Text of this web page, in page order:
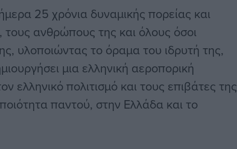
25 χρόνια δυναμικής πορείας και
τους ανθρώπους της και όλους όσοι
υλοποιώντας το όραμα του ιδρυτή της,
μια ελληνική αεροπορική
ελληνικό πολιτισμό και τους επιβάτες της
παντού, στην Ελλάδα και το